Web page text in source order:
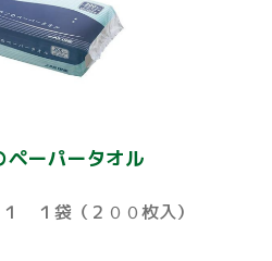
ペーパータオル
１袋（２００枚入）